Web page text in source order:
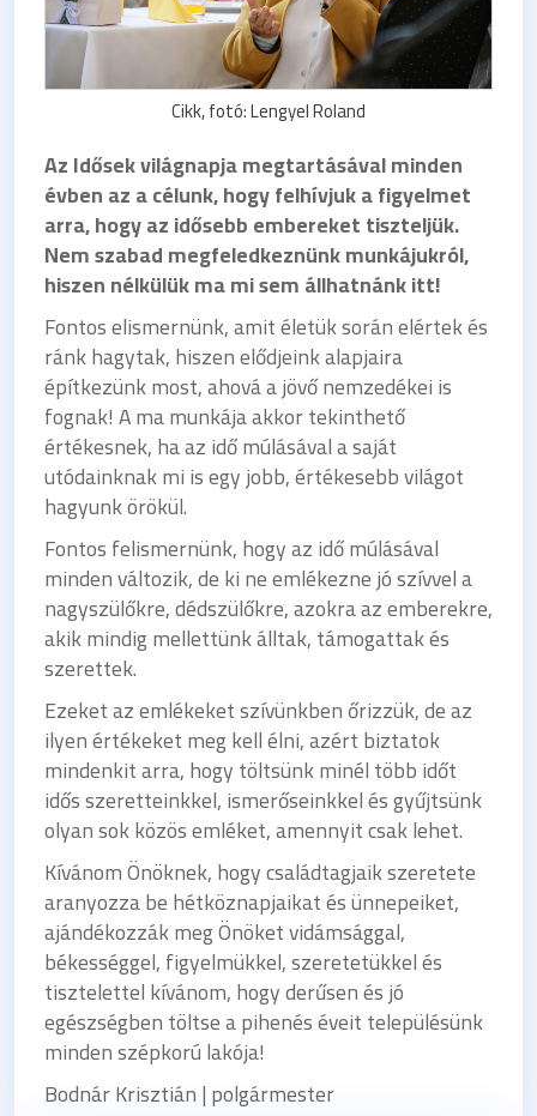
Cikk, fotó: Lengyel Roland
Az Idősek világnapja megtartásával minden
évben az a célunk, hogy felhívjuk a figyelmet
arra, hogy az idősebb embereket tiszteljük.
Nem szabad megfeledkeznünk munkájukról,
hiszen nélkülük ma mi sem állhatnánk itt!
Fontos elismernünk, amit életük során elértek és
ránk hagytak, hiszen elődjeink alapjaira
építkezünk most, ahová a jövő nemzedékei is
fognak! A ma munkája akkor tekinthető
értékesnek, ha az idő múlásával a saját
utódainknak mi is egy jobb, értékesebb világot
hagyunk örökül.
Fontos felismernünk, hogy az idő múlásával
minden változik, de ki ne emlékezne jó szívvel a
nagyszülőkre, dédszülőkre, azokra az emberekre,
akik mindig mellettünk álltak, támogattak és
szerettek.
Ezeket az emlékeket szívünkben őrizzük, de az
ilyen értékeket meg kell élni, azért biztatok
mindenkit arra, hogy töltsünk minél több időt
idős szeretteinkkel, ismerőseinkkel és gyűjtsünk
olyan sok közös emléket, amennyit csak lehet.
Kívánom Önöknek, hogy családtagjaik szeretete
aranyozza be hétköznapjaikat és ünnepeiket,
ajándékozzák meg Önöket vidámsággal,
békességgel, figyelmükkel, szeretetükkel és
tisztelettel kívánom, hogy derűsen és jó
egészségben töltse a pihenés éveit településünk
minden szépkorú lakója!
Bodnár Krisztián | polgármester